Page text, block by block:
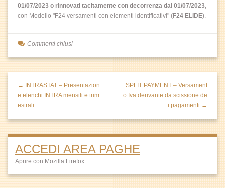
01/07/2023 o rinnovati tacitamente con decorrenza dal 01/07/2023,
con Modello "F24 versamenti con elementi identificativi" (F24 ELIDE).
Commenti chiusi
← INTRASTAT – Presentazion
e elenchi INTRA mensili e trim
estrali
SPLIT PAYMENT – Versament
o Iva derivante da scissione de
i pagamenti →
ACCEDI AREA PAGHE
Aprire con Mozilla Firefox